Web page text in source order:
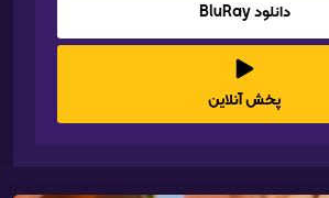
دانلود BluRay
پخش آنلاین